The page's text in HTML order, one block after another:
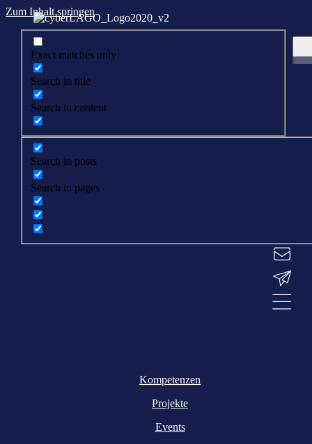
Zum Inhalt springen
Exact matches only
Search in title
Search in content
Search in posts
Search in pages
Kompetenzen
Projekte
Events